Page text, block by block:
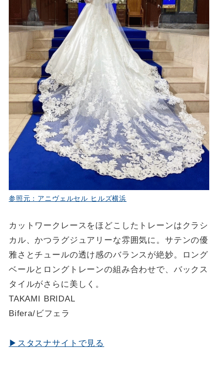
参照元：アニヴェルセル ヒルズ横浜
カットワークレースをほどこしたトレーンはクラシ
カル、かつラグジュアリーな雰囲気に。サテンの優
雅さとチュールの透け感のバランスが絶妙。ロング
ベールとロングトレーンの組み合わせで、バックス
タイルがさらに美しく。
TAKAMI BRIDAL
Bifera/ビフェラ
▶スタスナサイトで見る